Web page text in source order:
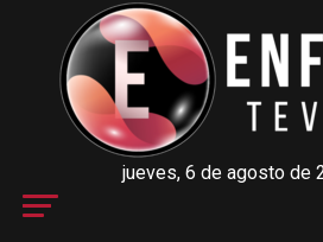
jueves, 6 de agosto de